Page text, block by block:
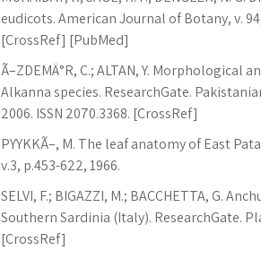
eudicots. American Journal of Botany, v.
[CrossRef] [PubMed]
Ã–ZDEMÄ°R, C.; ALTAN, Y.
Alkanna species. ResearchGate.
2006. ISSN 2070.3368. [CrossRef]
PYYKKÃ–, M. The leaf anatomy of East
v.3, p.453-622, 1966.
SELVI, F.; BIGAZZI, M.; BACCHETTA, G.
Southern Sardinia (Italy). ResearchGate.
[CrossRef]